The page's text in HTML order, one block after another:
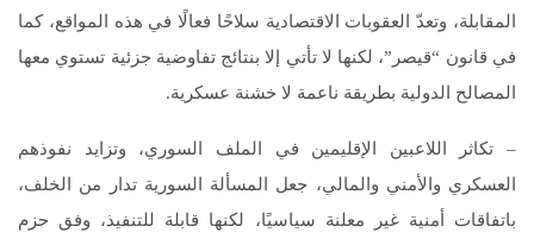
المقابلة، وتعدّ العقوبات الاقتصادية سلاحًا فعالًا في هذه المواقع، كما
في قانون “قيصر”، لكنها لا تأتي إلا بنتائج تفاوضية جزئية تستوي معها
المصالح الدولية بطريقة ناعمة لا خشنة عسكرية.
– تكاثر اللاعبين الإقليمين في الملف السوري، وتزايد نفوذهم
العسكري والأمني والمالي، جعل المسألة السورية تدار من الخلف،
باتفاقات أمنية غير معلنة سياسيًا، لكنها قابلة للتنفيذ، وفق حزم